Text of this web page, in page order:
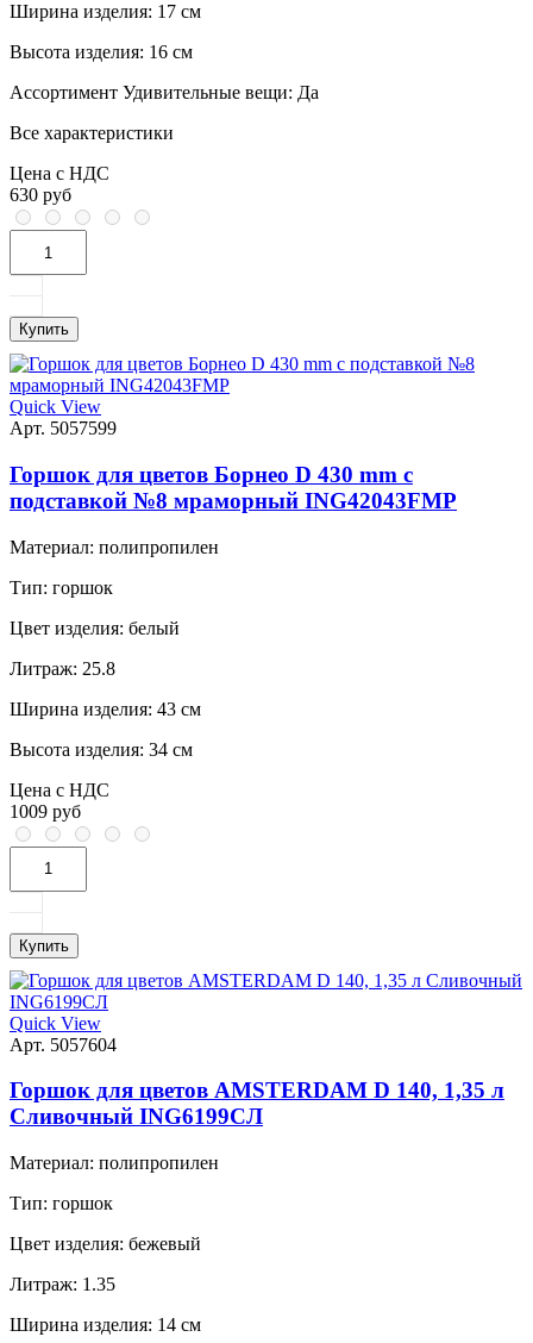
Ширина изделия: 17 см
Высота изделия: 16 см
Ассортимент Удивительные вещи: Да
Все характеристики
Цена с НДС
630 руб
Купить
Quick View
Арт. 5057599
Горшок для цветов Борнео D 430 mm с
подставкой №8 мраморный ING42043FМР
Материал: полипропилен
Тип: горшок
Цвет изделия: белый
Литраж: 25.8
Ширина изделия: 43 см
Высота изделия: 34 см
Цена с НДС
1009 руб
Купить
Quick View
Арт. 5057604
Горшок для цветов AMSTERDAM D 140, 1,35 л
Сливочный ING6199СЛ
Материал: полипропилен
Тип: горшок
Цвет изделия: бежевый
Литраж: 1.35
Ширина изделия: 14 см